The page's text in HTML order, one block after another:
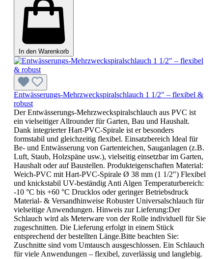
In den Warenkorb
Entwässerungs-Mehrzweckspiralschlauch 1 1/2" – flexibel &
robust
Der Entwässerungs-Mehrzweckspiralschlauch aus PVC ist
ein vielseitiger Allrounder für Garten, Bau und Haushalt.
Dank integrierter Hart-PVC-Spirale ist er besonders
formstabil und gleichzeitig flexibel. Einsatzbereich Ideal für
Be- und Entwässerung von Gartenteichen, Sauganlagen (z.B.
Luft, Staub, Holzspäne usw.), vielseitig einsetzbar im Garten,
Haushalt oder auf Baustellen. Produkteigenschaften Material:
Weich-PVC mit Hart-PVC-Spirale Ø 38 mm (1 1/2") Flexibel
und knickstabil UV-beständig Anti Algen Temperaturbereich:
-10 °C bis +60 °C Drucklos oder geringer Betriebsdruck
Material- & Versandhinweise Robuster Universalschlauch für
vielseitige Anwendungen. Hinweis zur Lieferung:Der
Schlauch wird als Meterware von der Rolle individuell für Sie
zugeschnitten. Die Lieferung erfolgt in einem Stück
entsprechend der bestellten Länge.Bitte beachten Sie:
Zuschnitte sind vom Umtausch ausgeschlossen. Ein Schlauch
für viele Anwendungen – flexibel, zuverlässig und langlebig.